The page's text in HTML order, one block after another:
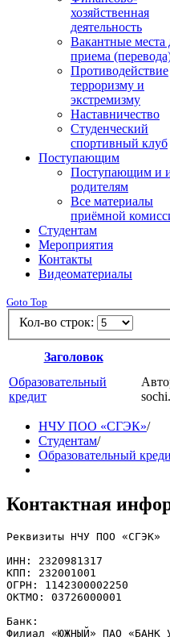
хозяйственная
деятельность
Вакантные места
приема
Противодействие
терроризму и
экстремизму
Наставничество
Студенческий
спортивный клуб
Поступающим
Поступающим и
родителям
Все материалы
приёмной
Студентам
Мероприятия
Контакты
Видеоматериалы
Goto Top
Кол-во строк:
Заголовок
Образовательный
кредит
НЧУ ПОО «СГЭК»/
Студентам/
Образовательный
Контактная
Реквизиты НЧУ ПОО «СГЭК»
ИНН: 2320981317
КПП: 232001001
ОГРН: 1142300002250
ОКТМО: 03726000001
Банк:
Филиал «ЮЖНЫЙ» ПАО «БАНК